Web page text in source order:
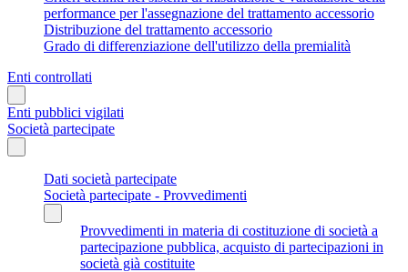
performance per l'assegnazione del trattamento accessorio
Distribuzione del trattamento accessorio
Grado di differenziazione dell'utilizzo della premialità
Enti controllati
Enti pubblici vigilati
Società partecipate
Dati società partecipate
Società partecipate - Provvedimenti
Provvedimenti in materia di costituzione di società a
partecipazione pubblica, acquisto di partecipazioni in
società già costituite